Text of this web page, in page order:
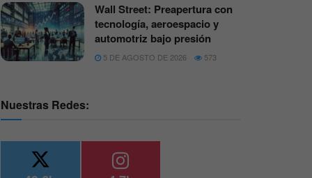
Wall Street: Preapertura con
tecnología, aeroespacio y
automotriz bajo presión
5 DE AGOSTO DE 2026 573
Nuestras Redes: